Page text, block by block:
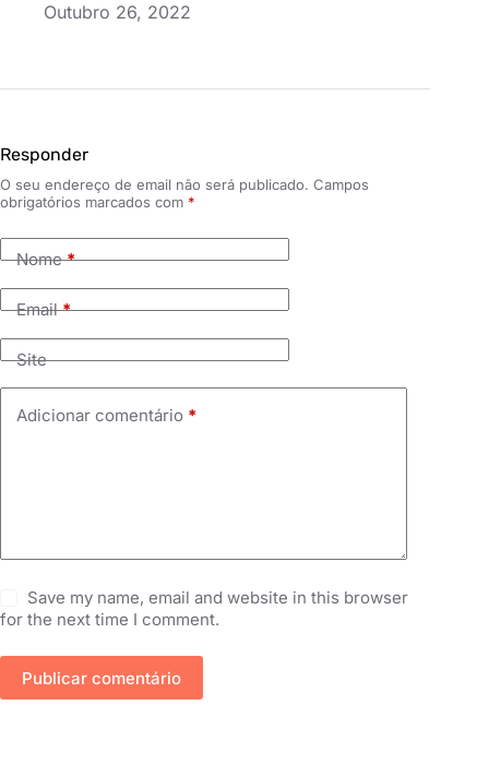
Outubro 26, 2022
Responder
O seu endereço de email não será publicado. Campos
obrigatórios marcados com *
Nome*
Email*
Site
Adicionar comentário *
Save my name, email and website in this browser
for the next time I comment.
Publicar comentário